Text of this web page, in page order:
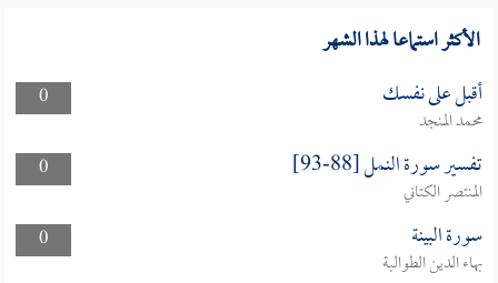
الأكثر استماعا لهذا الشهر
0 أقبل على نفسك
محمد المنجد
0
تفسير سورة النمل [88-93]
المنتصر الكتاني
0
سورة البينة
بهاء الدين الطوالبة